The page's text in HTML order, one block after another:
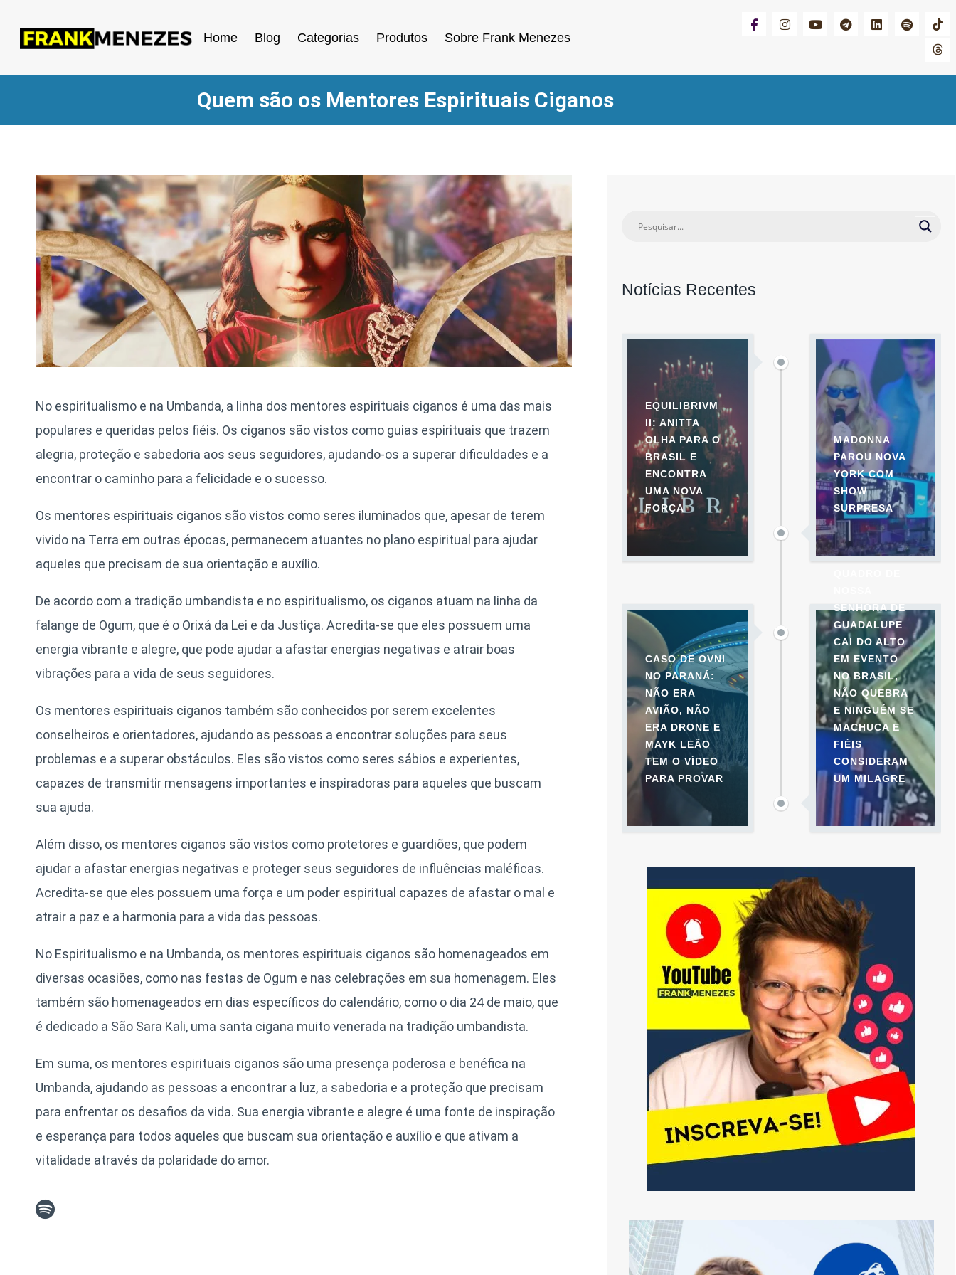
Home Blog Categorias Produtos Sobre Frank Menezes
Quem são os Mentores Espirituais Ciganos
No espiritualismo e na Umbanda, a linha dos mentores espirituais ciganos é uma das mais
populares e queridas pelos fiéis. Os ciganos são vistos como guias espirituais que trazem
alegria, proteção e sabedoria aos seus seguidores, ajudando-os a superar dificuldades e a
encontrar o caminho para a felicidade e o sucesso.
Os mentores espirituais ciganos são vistos como seres iluminados que, apesar de terem
vivido na Terra em outras épocas, permanecem atuantes no plano espiritual para ajudar
aqueles que precisam de sua orientação e auxílio.
De acordo com a tradição umbandista e no espiritualismo, os ciganos atuam na linha da
falange de Ogum, que é o Orixá da Lei e da Justiça. Acredita-se que eles possuem uma
energia vibrante e alegre, que pode ajudar a afastar energias negativas e atrair boas
vibrações para a vida de seus seguidores.
Os mentores espirituais ciganos também são conhecidos por serem excelentes
conselheiros e orientadores, ajudando as pessoas a encontrar soluções para seus
problemas e a superar obstáculos. Eles são vistos como seres sábios e experientes,
capazes de transmitir mensagens importantes e inspiradoras para aqueles que buscam
sua ajuda.
Além disso, os mentores ciganos são vistos como protetores e guardiões, que podem
ajudar a afastar energias negativas e proteger seus seguidores de influências maléficas.
Acredita-se que eles possuem uma força e um poder espiritual capazes de afastar o mal e
atrair a paz e a harmonia para a vida das pessoas.
No Espiritualismo e na Umbanda, os mentores espirituais ciganos são homenageados em
diversas ocasiões, como nas festas de Ogum e nas celebrações em sua homenagem. Eles
também são homenageados em dias específicos do calendário, como o dia 24 de maio, que
é dedicado a São Sara Kali, uma santa cigana muito venerada na tradição umbandista.
Em suma, os mentores espirituais ciganos são uma presença poderosa e benéfica na
Umbanda, ajudando as pessoas a encontrar a luz, a sabedoria e a proteção que precisam
para enfrentar os desafios da vida. Sua energia vibrante e alegre é uma fonte de inspiração
e esperança para todos aqueles que buscam sua orientação e auxílio e que ativam a
vitalidade através da polaridade do amor.
Notícias Recentes
EQUILIBRIVM
II: ANITTA
OLHA PARA O
BRASIL E
ENCONTRA
UMA NOVA
FORÇA
MADONNA
PAROU NOVA
YORK COM
SHOW
SURPRESA
CASO DE OVNI
NO PARANÁ:
NÃO ERA
AVIÃO, NÃO
ERA DRONE E
MAYK LEÃO
TEM O VÍDEO
PARA PROVAR
SENHORA DE
GUADALUPE
CAI DO ALTO
EM EVENTO
NO BRASIL,
NÃO QUEBRA
E NINGUÉM SE
MACHUCA E
FIÉIS
CONSIDERAM
UM MILAGRE